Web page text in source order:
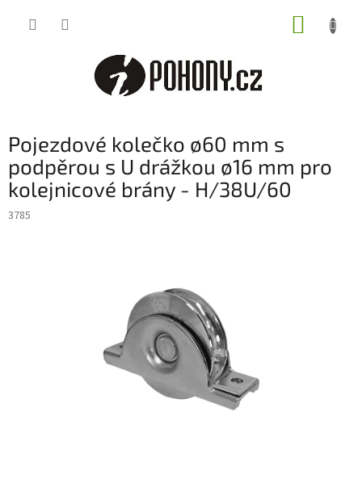
Pojezdové kolečko ø60 mm s
podpěrou s U drážkou ø16 mm pro
kolejnicové brány - H/38U/60
3785